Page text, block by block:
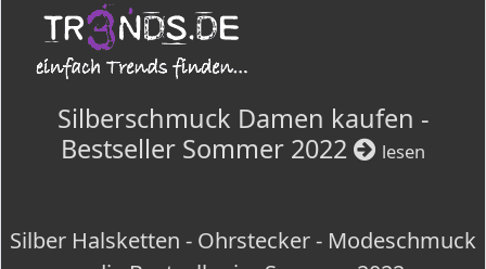
Silberschmuck Damen kaufen -
Bestseller Sommer 2022
lesen
Silber Halsketten - Ohrstecker - Modeschmuck